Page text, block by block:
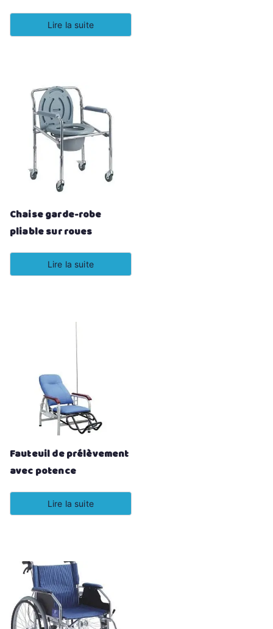
Lire la suite
Chaise garde-robe
pliable sur roues
Lire la suite
Fauteuil de prélèvement
avec potence
Lire la suite